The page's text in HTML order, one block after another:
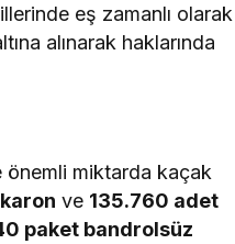
eş zamanlı olarak
alınarak haklarında
önemli miktarda kaçak
ve 135.760 adet
paket bandrolsüz